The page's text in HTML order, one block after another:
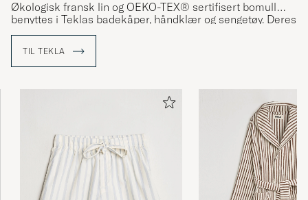
Økologisk fransk lin og OEKO-TEX® sertifisert bomull
benyttes i Teklas badekåper, håndklær og sengetøy. Deres
sengetøy steinvaskes for å få fram en noe matt finish. Alt
TIL TEKLA